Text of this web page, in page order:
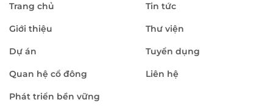
Trang chủ
Giới thiệu
Dự án
Quan hệ cổ đông
Phát triển bền vững
Tin tức
Thư viện
Tuyển dụng
Liên hệ